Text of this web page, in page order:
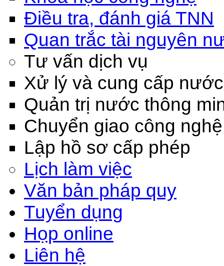
Điều tra, đánh giá TNN
Quan trắc tài nguyên
Tư vấn dịch vụ
Xử lý và cung cấp nước
Quản trị nước thông
Chuyển giao công nghệ
Lập hồ sơ cấp phép
Lịch làm việc
Văn bản pháp quy
Tuyển dụng
Họp online
Liên hệ